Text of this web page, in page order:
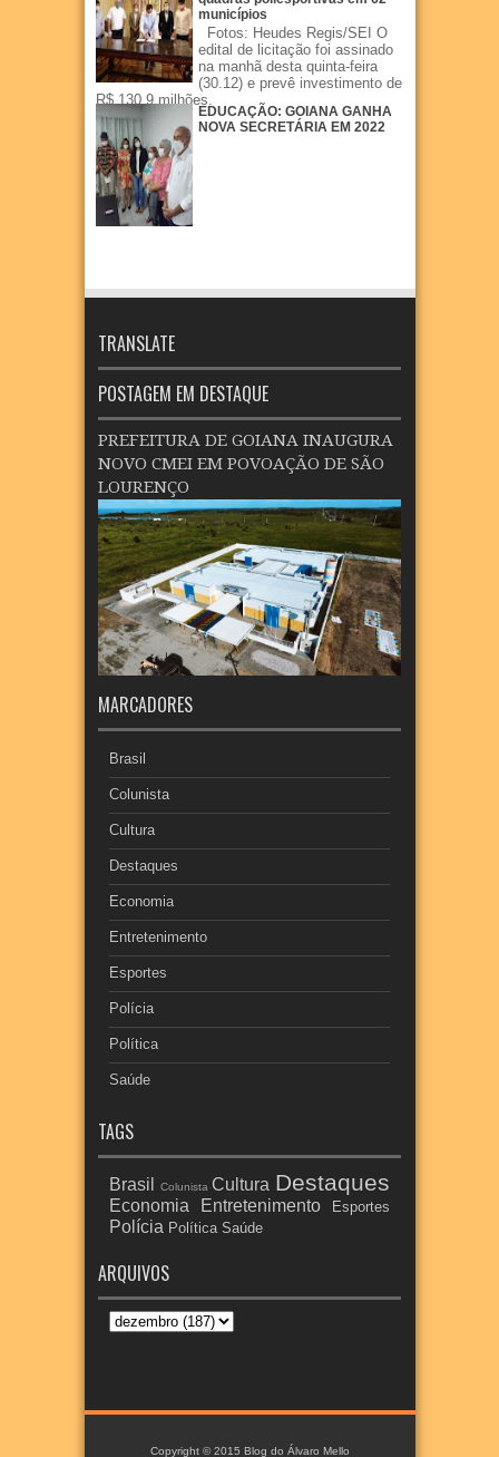
municípios
Fotos: Heudes Regis/SEI O
edital de licitação foi assinado
na manhã desta quinta-feira
(30.12) e prevê investimento de
R$ 130,9 milhões.
EDUCAÇÃO: GOIANA GANHA
NOVA SECRETÁRIA EM 2022
TRANSLATE
POSTAGEM EM DESTAQUE
PREFEITURA DE GOIANA INAUGURA
NOVO CMEI EM POVOAÇÃO DE SÃO
LOURENÇO
MARCADORES
Brasil
Colunista
Cultura
Destaques
Economia
Entretenimento
Esportes
Polícia
Política
Saúde
TAGS
Brasil Colunista Cultura Destaques
Economia Entretenimento Esportes
Polícia Política Saúde
ARQUIVOS
Copyright © 2015 Blog do Álvaro Mello